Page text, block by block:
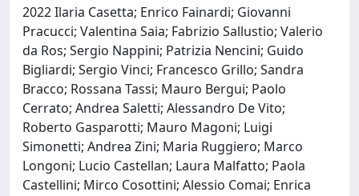
2022 Ilaria Casetta; Enrico Fainardi; Giovanni
Pracucci; Valentina Saia; Fabrizio Sallustio; Valerio
da Ros; Sergio Nappini; Patrizia Nencini; Guido
Bigliardi; Sergio Vinci; Francesco Grillo; Sandra
Bracco; Rossana Tassi; Mauro Bergui; Paolo
Cerrato; Andrea Saletti; Alessandro De Vito;
Roberto Gasparotti; Mauro Magoni; Luigi
Simonetti; Andrea Zini; Maria Ruggiero; Marco
Longoni; Lucio Castellan; Laura Malfatto; Paola
Castellini; Mirco Cosottini; Alessio Comai; Enrica